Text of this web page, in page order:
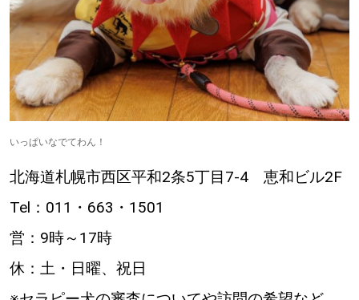
いっぱいなでてわん！
北海道札幌市西区平和2条5丁目7-4 恵和ビル2F
Tel：011・663・1501
営：9時～17時
休：土・日曜、祝日